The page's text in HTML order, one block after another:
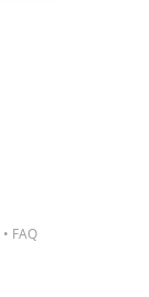
• FAQ